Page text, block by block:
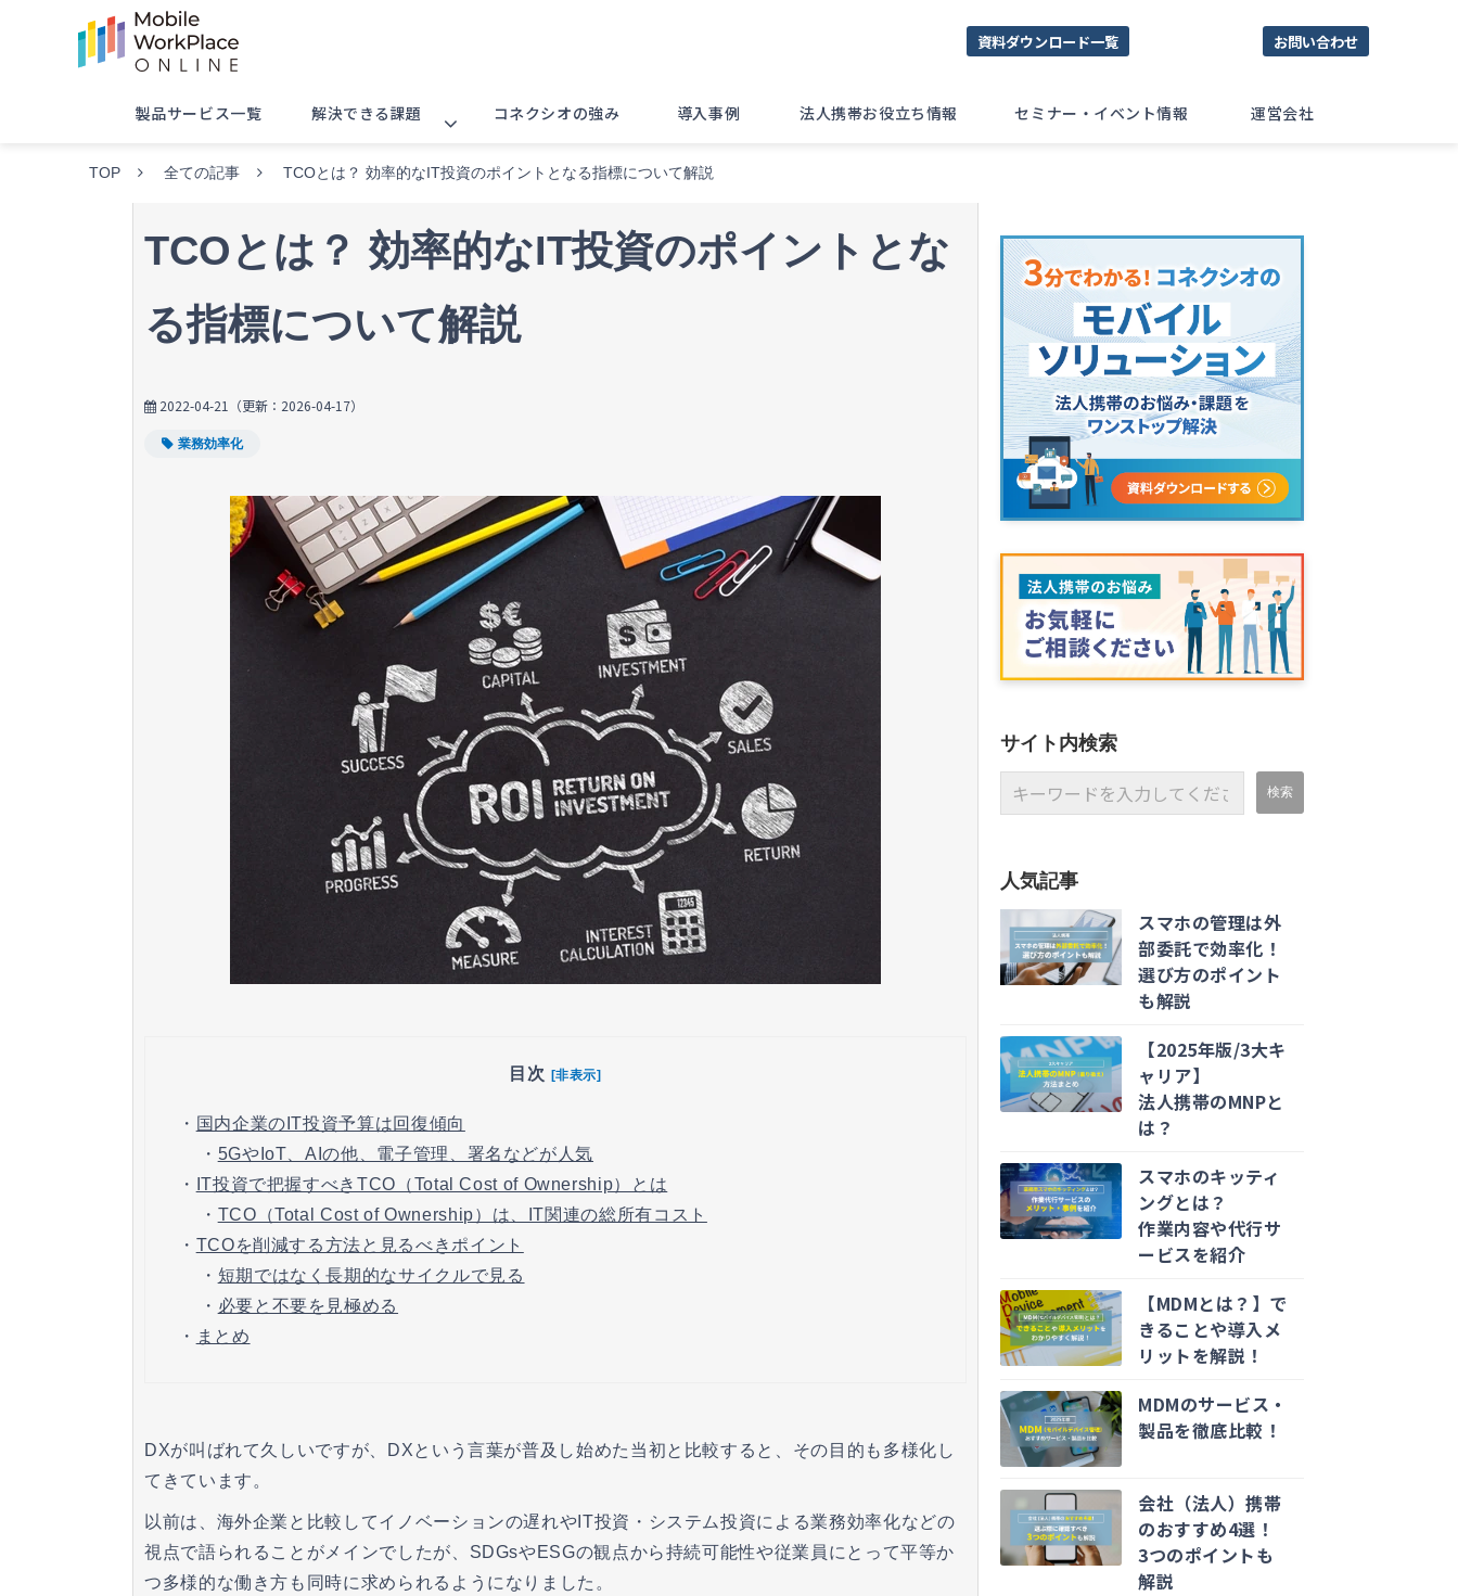
資料ダウンロード一覧 お問い合わせ
製品サービス一覧 解決できる課題 コネクシオの強み 導入事例 法人携帯お役立ち情報 セミナー・イベント情報 運営会社
TOP 全ての記事 TCOとは？ 効率的なIT投資のポイントとなる指標について解説
TCOとは？ 効率的なIT投資のポイントとな
る指標について解説
2022-04-21 （更新： 2026-04-17）
業務効率化
目次 [非表示]
・ 国内企業のIT投資予算は回復傾向
・ 5GやIoT、AIの他、電子管理、署名などが人気
・
IT投資で把握すべきTCO（Total Cost of Ownership）とは
・ TCO（Total Cost of Ownership）は、IT関連の総所有コスト
・ TCOを削減する方法と見るべきポイント
・ 短期ではなく長期的なサイクルで見る
・ 必要と不要を見極める
・ まとめ
DXが叫ばれて久しいですが、DXという言葉が普及し始めた当初と比較すると、その目的も多様化し
てきています。
以前は、海外企業と比較してイノベーションの遅れやIT投資・システム投資による業務効率化などの
視点で語られることがメインでしたが、SDGsやESGの観点から持続可能性や従業員にとって平等か
つ多様的な働き方も同時に求められるようになりました。
サイト内検索
人気記事
スマホの管理は外
部委託で効率化！
選び方のポイント
も解説
【2025年版/3大キ
ャリア】
法人携帯のMNPと
は？
スマホのキッティ
ングとは？
作業内容や代行サ
ービスを紹介
【MDMとは？】で
きることや導入メ
リットを解説！
MDMのサービス・
製品を徹底比較！
会社（法人）携帯
のおすすめ4選！
3つのポイントも
解説